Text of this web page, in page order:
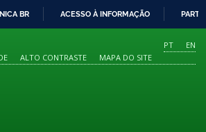
O
CONTEÚDO
BR ACESSO À INFORMAÇÃO
PT
EN
ALTO CONTRASTE MAPA DO SITE